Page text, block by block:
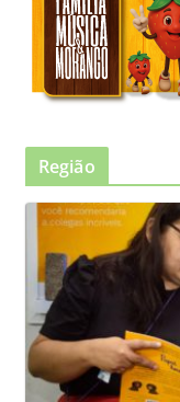
Região